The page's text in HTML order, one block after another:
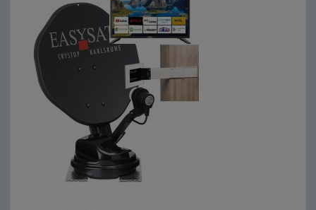
erfüllt die speziellen Anforderungen. Sie ist speziell
für die Montage auf Dächern mit sog. Sicken
konzipiert […]